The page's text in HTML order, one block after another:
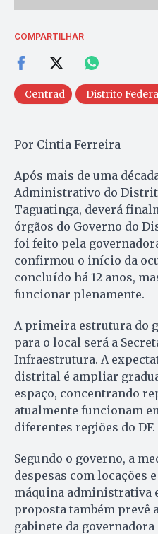
COMPARTILHAR
Centrad Distrito
Por Cintia Ferreira
Após mais de uma
Administrativo do
Taguatinga, deverá
órgãos do Governo do
foi feito pela
confirmou o início da
concluído há 12 anos,
funcionar plenamente.
A primeira estrutura do
para o local será a
Infraestrutura. A
distrital é ampliar
espaço, concentrando
atualmente funcionam
diferentes regiões do DF.
Segundo o governo, a
despesas com locações
máquina administrativa
proposta também prevê
gabinete da